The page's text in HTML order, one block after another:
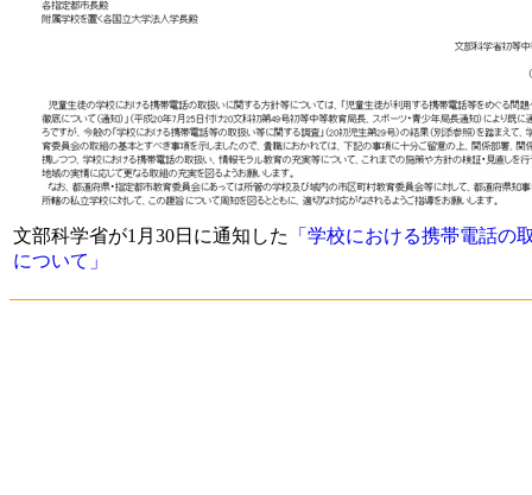
文部科学省が1月30日に通知した
「学校における携帯電話の
について」